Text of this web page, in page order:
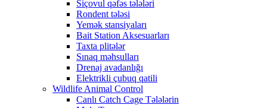
Siçovul qəfəs tələləri
Rondent tələsi
Yemək stansiyaları
Bait Station Aksesuarları
Taxta plitələr
Sınaq məhsulları
Drenaj avadanlığı
Elektrikli çubuq qatili
Wildlife Animal Control
Canlı Catch Cage Tələlərin